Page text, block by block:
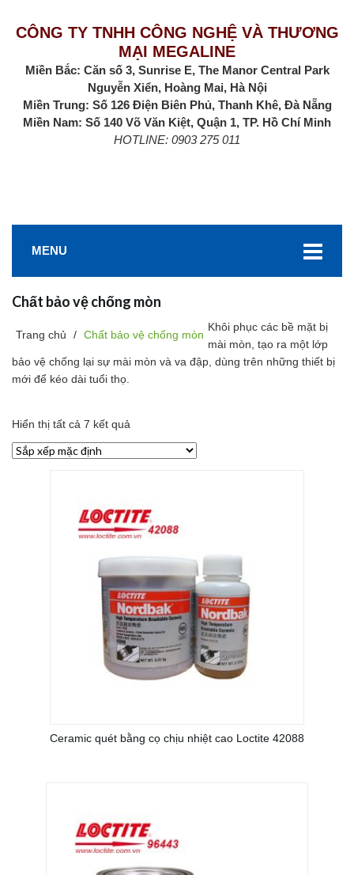
CÔNG TY TNHH CÔNG NGHỆ VÀ THƯƠNG
MẠI MEGALINE
Miền Bắc: Căn số 3, Sunrise E, The Manor Central Park
Nguyễn Xiển, Hoàng Mai, Hà Nội
Miền Trung: Số 126 Điện Biên Phủ, Thanh Khê, Đà Nẵng
Miền Nam: Số 140 Võ Văn Kiệt, Quận 1, TP. Hồ Chí Minh
HOTLINE: 0903 275 011
MENU
Chất bảo vệ chống mòn
Trang chủ / Chất bảo vệ chống mòn
Khôi phục các bề mặt bị
mài mòn, tạo ra một lớp
bảo vệ chống lại sự mài mòn và va đập, dùng trên những thiết bị
mới để kéo dài tuổi thọ.
Hiển thị tất cả 7 kết quả
Ceramic quét bằng cọ chịu nhiệt cao Loctite 42088